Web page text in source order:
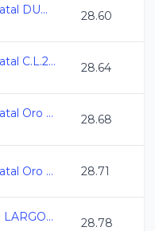
Campeonato Estatal DURANGO CL 2026 28.60
Campeonato Estatal C.L.2026 28.64
Campeonato Estatal Oro Juvenil C.L. 2025-2026 28.68
Campeonato Estatal Oro Juvenil C.L. 2025-2026 28.71
ESTATAL CURSO LARGO 2026 MERIDA 28.78